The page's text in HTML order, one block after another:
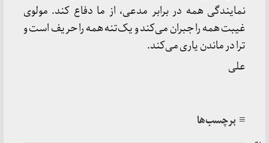
نمایندگی همه در برابر مدعی، از ما دفاع کند. مولوی
غیبت همه را جبران می‌کند و یک‌تنه همه را حریف است و
ترا در ماندن یاری می‌کند.
علی
≡ برچسب‌ها